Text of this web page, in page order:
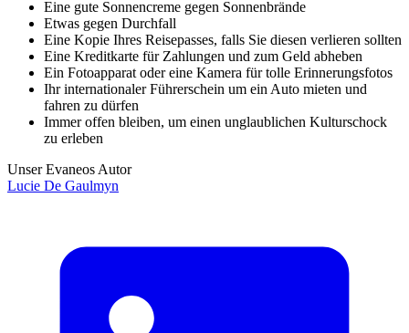
Eine gute Sonnencreme gegen Sonnenbrände
Etwas gegen Durchfall
Eine Kopie Ihres Reisepasses, falls Sie diesen verlieren sollten
Eine Kreditkarte für Zahlungen und zum Geld abheben
Ein Fotoapparat oder eine Kamera für tolle Erinnerungsfotos
Ihr internationaler Führerschein um ein Auto mieten und
fahren zu dürfen
Immer offen bleiben, um einen unglaublichen Kulturschock
zu erleben
Unser Evaneos Autor
Lucie De Gaulmyn